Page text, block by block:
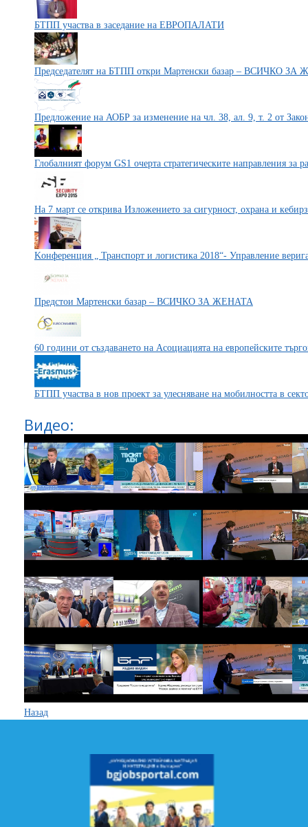
БТПП участва в заседание на ЕВРОПАЛАТИ
Председателят на БТПП откри Мартенски базар – ВСИЧКО ЗА
Предложение на АОБР за изменение на чл. 38, ал. 9, т. 2 от
Глобалният форум GS1 очерта стратегическите направления за
На 7 март се открива Изложението за сигурност, охрана и
Kонференция „ Транспорт и логистика 2018“- Управление
Предстои Мартенски базар – ВСИЧКО ЗА ЖЕНАТА
60 години от създаването на Асоциацията на европейските
БТПП участва в нов проект за улесняване на мобилността в
Видео:
Назад